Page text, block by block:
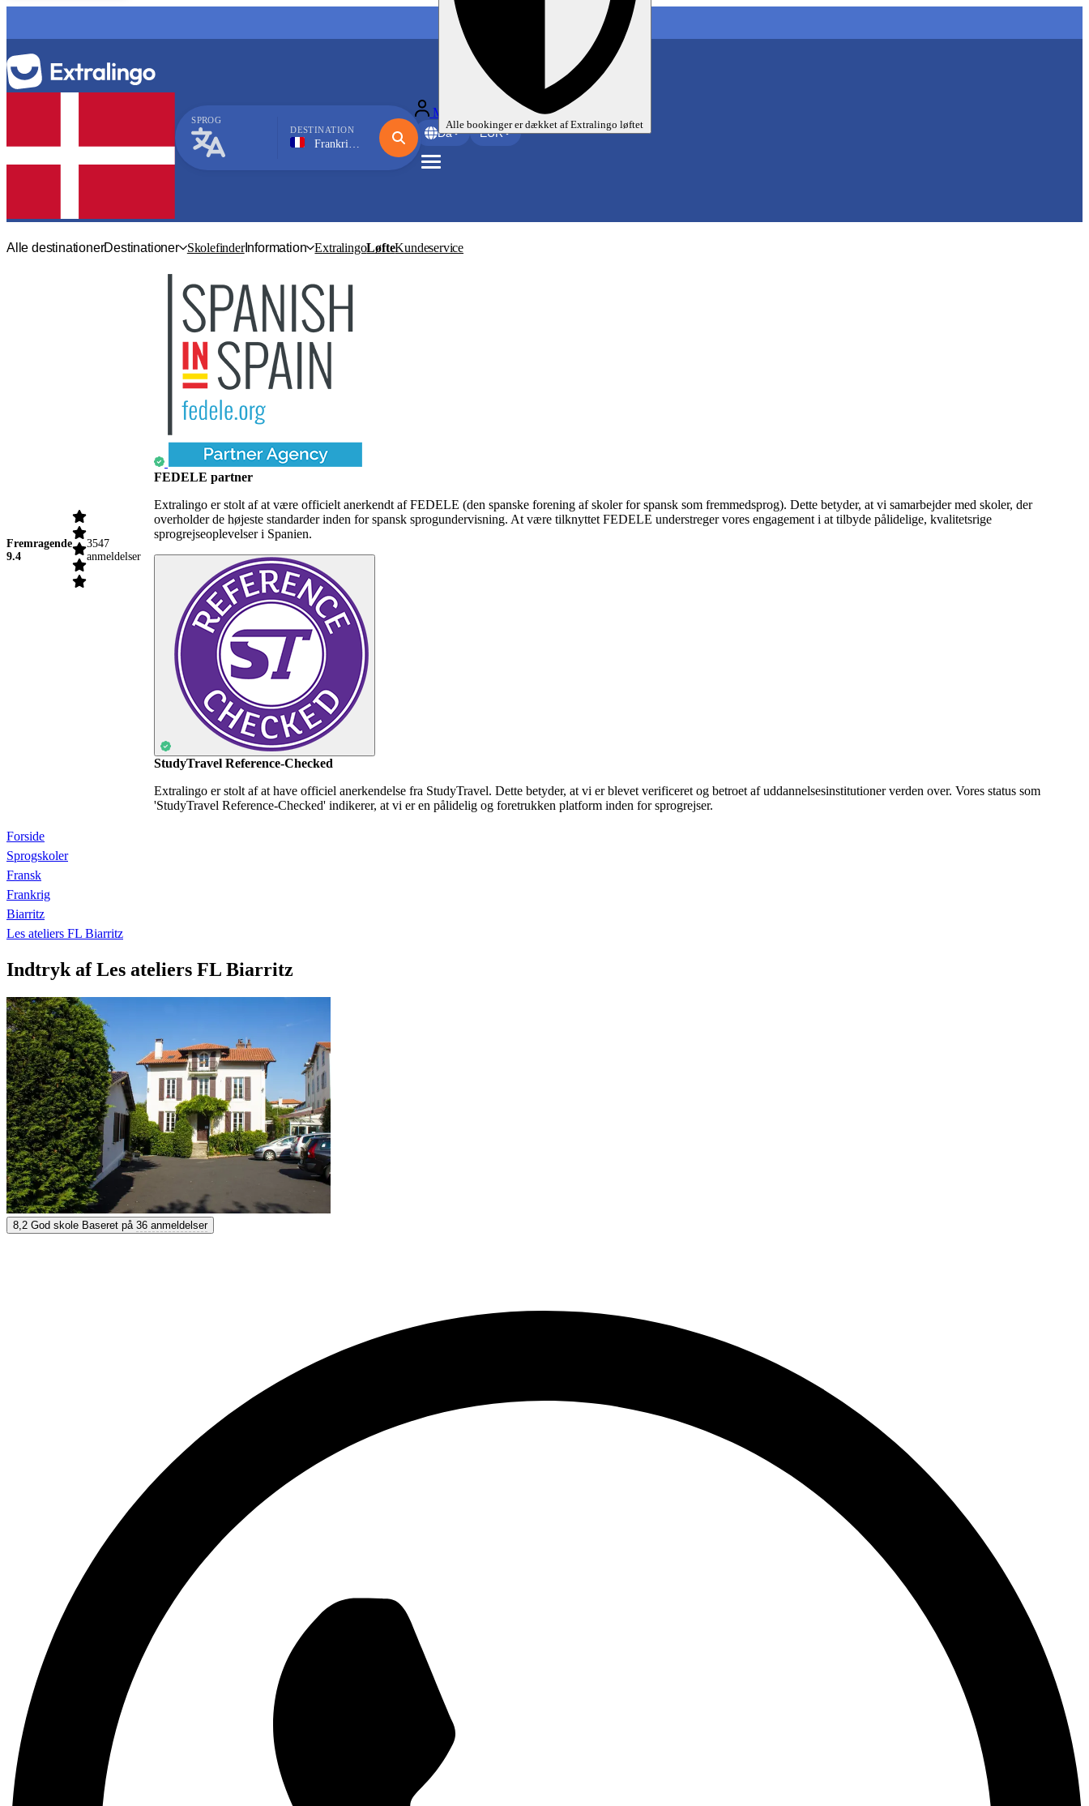
Alle bookinger er dækket afExtralingo løftet
SPROG
DESTINATION
Frankrig, Biarritz
Mine sprogrejser
Da EUR
Alle destinationerDestinationer SkolefinderInformation ExtralingoLøfteKundeservice
Fremragende
9.4
3547
anmeldelser
FEDELE partner
Extralingo er stolt af at være officielt anerkendt af FEDELE (den spanske forening af skoler for spansk som fremmedsprog). Dette betyder, at vi samarbejder med skoler, der
overholder de højeste standarder inden for spansk sprogundervisning. At være tilknyttet FEDELE understreger vores engagement i at tilbyde pålidelige, kvalitetsrige
sprogrejseoplevelser i Spanien.
StudyTravel Reference-Checked
Extralingo er stolt af at have officiel anerkendelse fra StudyTravel. Dette betyder, at vi er blevet verificeret og betroet af uddannelsesinstitutioner verden over. Vores status som
'StudyTravel Reference-Checked' indikerer, at vi er en pålidelig og foretrukken platform inden for sprogrejser.
Forside
Sprogskoler
Fransk
Frankrig
Biarritz
Les ateliers FL Biarritz
Indtryk af Les ateliers FL Biarritz
Les ateliers FL Biarritz
8,2 God Baseret på 36 anmeldelser
8,2 God skole Baseret på 36 anmeldelser